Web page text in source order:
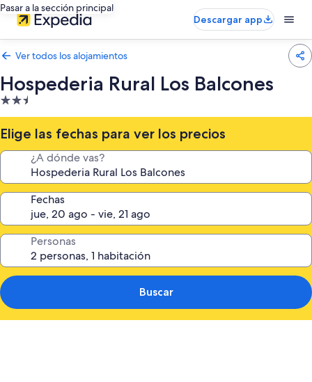
Pasar a la sección principal
Descargar app
Ver todos los alojamientos
Hospederia Rural Los Balcones
Alojamiento
de
2.5 estrellas
Elige las fechas para ver los precios
¿A dónde vas?
Fechas
Personas
Buscar